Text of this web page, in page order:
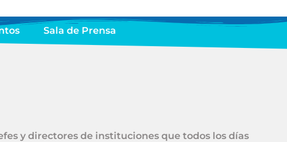
Sala de Prensa
y directores de instituciones que todos los días